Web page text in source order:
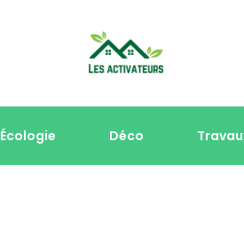
Écologie Déco